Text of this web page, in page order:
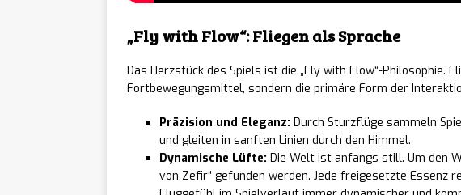
[ 06/08/2026 ] Angelic: Dark
RPG von Ex-Bungie- und Crytek-
[ 06/08/2026 ] Akatori: Dynamisches
Launch – Konsolen-Release folgt
„Fly with Flow“: Fliegen als Sprache
Das Herzstück des Spiels ist die „Fly with Flow“-Philosophie.
Fortbewegungsmittel, sondern die primäre Form der
Präzision und Eleganz: Durch Sturzflüge sammeln
und gleiten in sanften Linien durch den Himmel.
Dynamische Lüfte: Die Welt ist anfangs still. Um den
von Zefir“ gefunden werden. Jede freigesetzte Essenz